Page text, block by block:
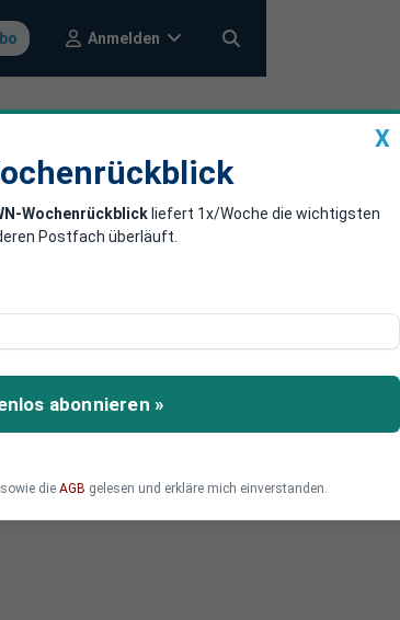
Anmelden
hält
gestiegen,
X
Wochenrückblick liefert 1x/Woche die wichtigsten
Postfach überläuft.
abonnieren »
sowie die AGB gelesen und erkläre mich einverstanden.